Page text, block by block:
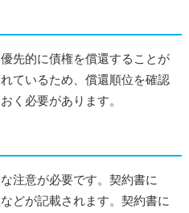
先的に債権を償還することが
ているため、償還順位を確認
く必要があります。
注意が必要です。契約書に
どが記載されます。契約書に